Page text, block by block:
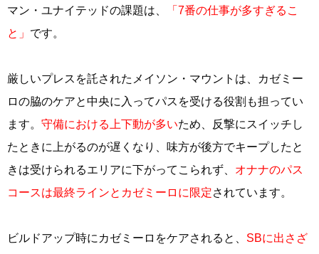
マン・ユナイテッドの課題は、
「7番の仕事が多すぎるこ
と」 です。
厳しいプレスを託されたメイソン・マウントは、カゼミー
ロの脇のケアと中央に入ってパスを受ける役割も担ってい
ます。 守備における上下動が多いため、反撃にスイッチし
たときに上がるのが遅くなり、味方が後方でキープしたと
きは受けられるエリアに下がってこられず、 オナナのパス
コースは最終ラインとカゼミーロに限定されています。
ビルドアップ時にカゼミーロをケアされると、 SBに出さざ